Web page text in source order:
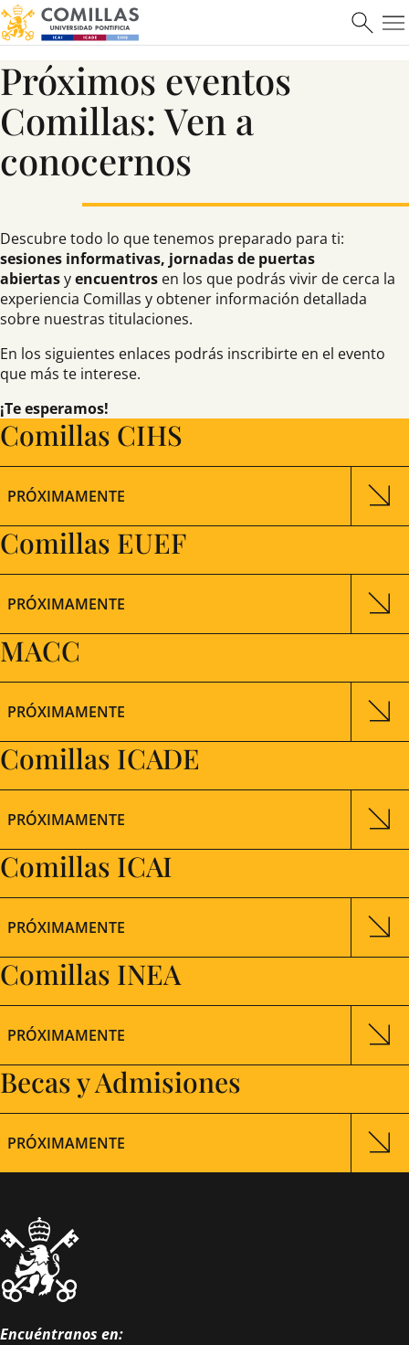
Máster en Ciberseguridad
Próximos eventos
Comillas: Ven a
conocernos
Descubre todo lo que tenemos preparado para ti:
sesiones informativas, jornadas de puertas
abiertasyencuentros en los que podrás vivir de cerca la
experiencia Comillas y obtener información detallada
sobre nuestras titulaciones.
En los siguientes enlaces podrás inscribirte en el evento
que más te interese.
¡Te esperamos!
Comillas CIHS
PRÓXIMAMENTE
Comillas EUEF
PRÓXIMAMENTE
MACC
PRÓXIMAMENTE
Comillas ICADE
PRÓXIMAMENTE
Comillas ICAI
PRÓXIMAMENTE
Comillas INEA
PRÓXIMAMENTE
Becas y Admisiones
PRÓXIMAMENTE
Encuéntranos en: